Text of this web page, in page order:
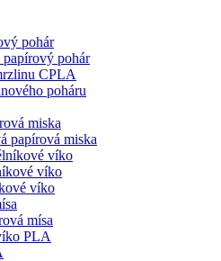
pohár
pohár
CPLA
poháru
miska
papírová miska
víko
víko
víko
mísa
PLA